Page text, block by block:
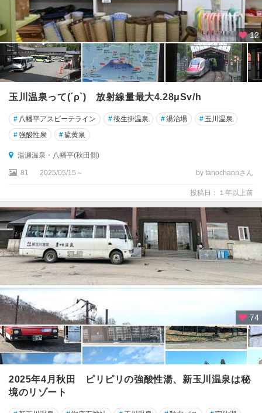
12
玉川温泉って(´ρ`) 放射線量最大4.28μSv/h
# 八幡平アスピーテライン #後生掛温泉 #湯治場 # 玉川温泉
#強酸性泉 #硫黄泉
湯瀬温泉・八幡平(秋田側)
81 2025/05/15～ by tanochannさん
投稿日：１年以上前
74
2025年4月秋田 ピリピリの強酸性湯、新玉川温泉は秘
境のリゾート